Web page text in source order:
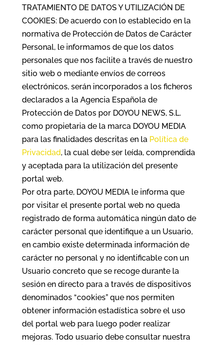
TRATAMIENTO DE DATOS Y UTILIZACIÓN DE
COOKIES: De acuerdo con lo establecido en la
normativa de Protección de Datos de Carácter
Personal, le informamos de que los datos
personales que nos facilite a través de nuestro
sitio web o mediante envíos de correos
electrónicos, serán incorporados a los ficheros
declarados a la Agencia Española de
Protección de Datos por DOYOU NEWS, S.L.
como propietaria de la marca DOYOU MEDIA
para las finalidades descritas en la Política de
Privacidad, la cual debe ser leída, comprendida
y aceptada para la utilización del presente
portal web.
Por otra parte, DOYOU MEDIA le informa que
por visitar el presente portal web no queda
registrado de forma automática ningún dato de
carácter personal que identifique a un Usuario,
en cambio existe determinada información de
carácter no personal y no identificable con un
Usuario concreto que se recoge durante la
sesión en directo para a través de dispositivos
denominados “cookies” que nos permiten
obtener información estadística sobre el uso
del portal web para luego poder realizar
mejoras. Todo usuario debe consultar nuestra